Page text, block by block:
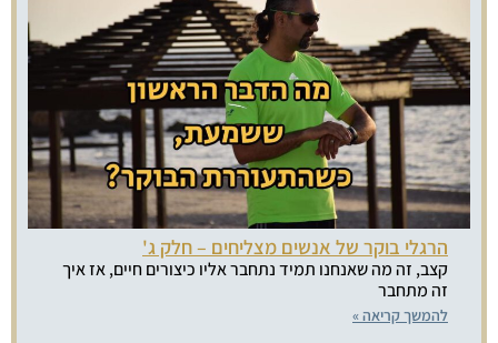
הרגלי בוקר של אנשים מצליחים – חלק ג'
קצב, זה מה שאנחנו תמיד נתחבר אליו כיצורים חיים, אז איך
זה מתחבר
להמשך קריאה »